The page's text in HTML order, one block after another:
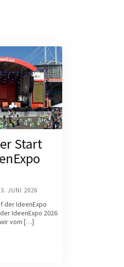
Start
JUNI 2026
der IdeenExpo
IdeenExpo 2026
vom […]